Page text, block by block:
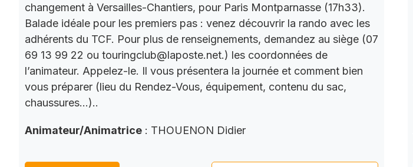
changement à Versailles-Chantiers, pour Paris Montparnasse (17h33).
Balade idéale pour les premiers pas : venez découvrir la rando avec les
adhérents du TCF. Pour plus de renseignements, demandez au siège (07
69 13 99 22 ou touringclub@laposte.net.) les coordonnées de
l’animateur. Appelez-le. Il vous présentera la journée et comment bien
vous préparer (lieu du Rendez-Vous, équipement, contenu du sac,
chaussures…)..
Animateur/Animatrice : THOUENON Didier